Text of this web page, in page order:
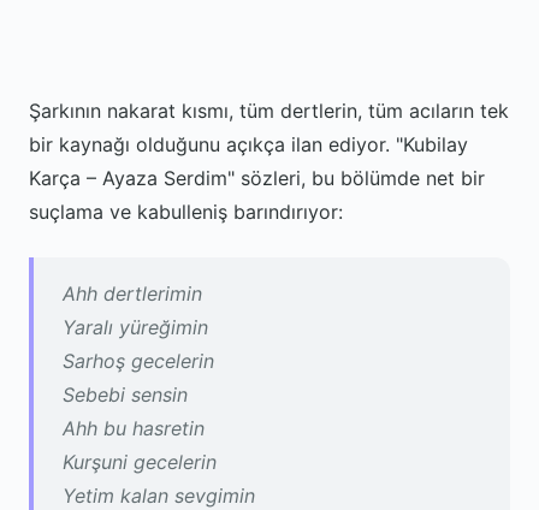
Şarkının nakarat kısmı, tüm dertlerin, tüm acıların tek
bir kaynağı olduğunu açıkça ilan ediyor. "Kubilay
Karça – Ayaza Serdim" sözleri, bu bölümde net bir
suçlama ve kabulleniş barındırıyor:
Ahh dertlerimin
Yaralı yüreğimin
Sarhoş gecelerin
Sebebi sensin
Ahh bu hasretin
Kurşuni gecelerin
Yetim kalan sevgimin